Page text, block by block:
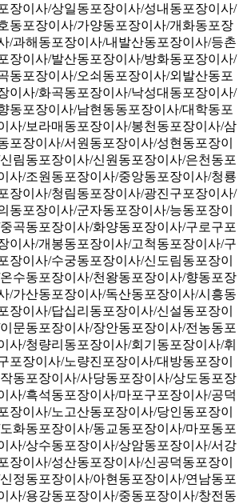
장이사/상일동포장이사/성내동포장이사/
동포장이사/가양동포장이사/개화동포장
/과해동포장이사/내발산동포장이사/등촌
장이사/발산동포장이사/방화동포장이사/
동포장이사/오쇠동포장이사/외발산동포
이사/화곡동포장이사/낙성대동포장이사/
동포장이사/남현동동포장이사/대학동포
사/보라매동포장이사/봉천동포장이사/삼
포장이사/서원동포장이사/성현동포장이
림동포장이사/신원동포장이사/은천동포
사/조원동포장이사/중앙동포장이사/청룡
장이사/청림동포장이사/광진구포장이사/
동포장이사/군자동포장이사/능동포장이
곡동포장이사/화양동포장이사/구로구포
이사/개봉동포장이사/고척동포장이사/구
장이사/수궁동포장이사/신도림동포장이
수동포장이사/천왕동포장이사/향동포장
/가산동포장이사/독산동포장이사/시흥동
장이사/답십리동포장이사/신설동포장이
문동포장이사/장안동포장이사/전농동포
사/청량리동포장이사/회기동포장이사/휘
포장이사/노량진포장이사/대방동포장이
동포장이사/사당동포장이사/상도동포장
사/흑석동포장이사/마포구포장이사/공덕
장이사/노고산동포장이사/당인동포장이
화동포장이사/동교동포장이사/마포동포
사/상수동포장이사/상암동포장이사/서강
장이사/성산동포장이사/신공덕동포장이
정동포장이사/아현동포장이사/연남동포
사/용강동포장이사/중동포장이사/창전동